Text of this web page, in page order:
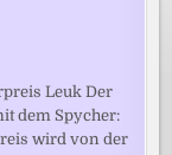
Leuk Der
dem Spycher:
wird von der